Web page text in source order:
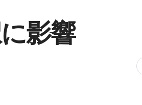
影響